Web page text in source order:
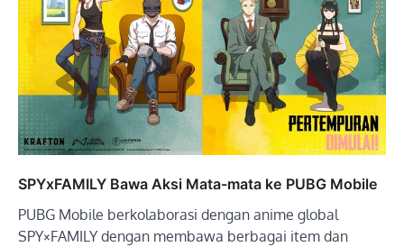
SPYxFAMILY Bawa Aksi Mata-mata ke PUBG Mobile
PUBG Mobile berkolaborasi dengan anime global
SPY×FAMILY dengan membawa berbagai item dan